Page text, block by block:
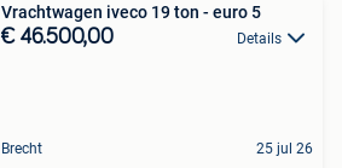
Vrachtwagen iveco 19 ton - euro 5
€ 46.500,00 Details
Brecht 25 jul 26